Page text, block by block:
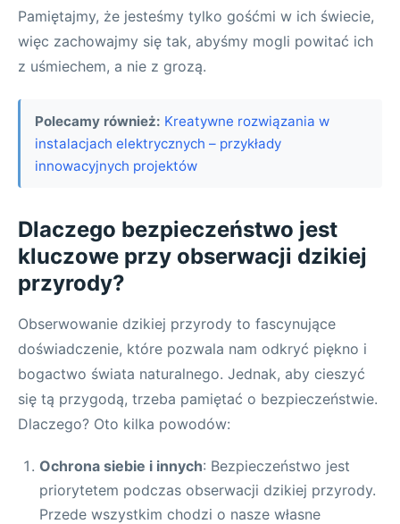
Pamiętajmy, że jesteśmy tylko gośćmi w ich świecie,
więc zachowajmy się tak, abyśmy mogli powitać ich
z uśmiechem, a nie z grozą.
Polecamy również: Kreatywne rozwiązania w
instalacjach elektrycznych – przykłady
innowacyjnych projektów
Dlaczego bezpieczeństwo jest
kluczowe przy obserwacji dzikiej
przyrody?
Obserwowanie dzikiej przyrody to fascynujące
doświadczenie, które pozwala nam odkryć piękno i
bogactwo świata naturalnego. Jednak, aby cieszyć
się tą przygodą, trzeba pamiętać o bezpieczeństwie.
Dlaczego? Oto kilka powodów:
Ochrona siebie i innych: Bezpieczeństwo jest
priorytetem podczas obserwacji dzikiej przyrody.
Przede wszystkim chodzi o nasze własne